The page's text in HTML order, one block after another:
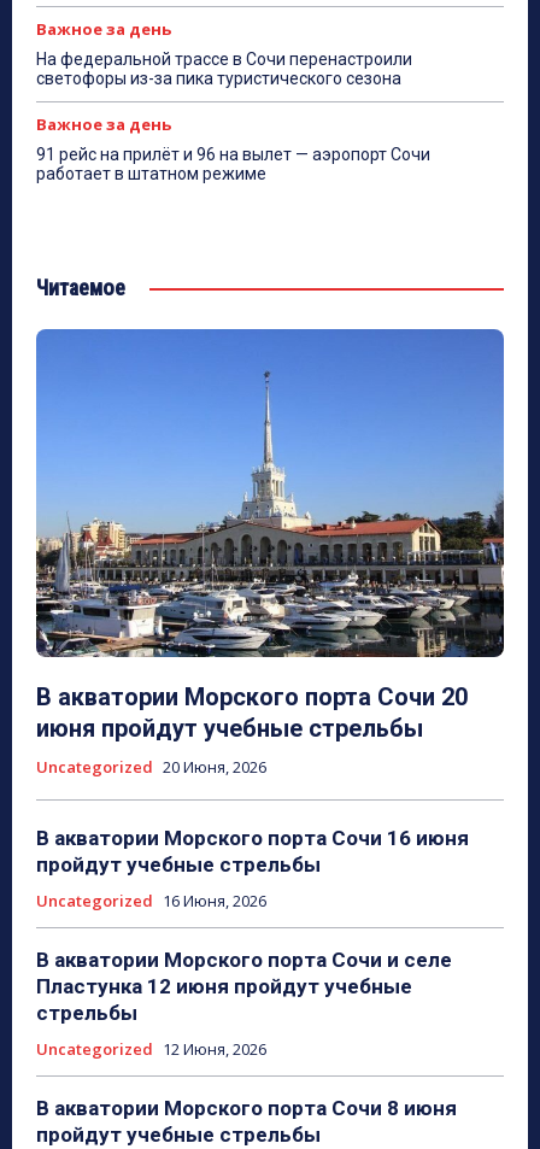
Важное за день
На федеральной трассе в Сочи перенастроили
светофоры из-за пика туристического сезона
Важное за день
91 рейс на прилёт и 96 на вылет — аэропорт Сочи
работает в штатном режиме
Читаемое
В акватории Морского порта Сочи 20
июня пройдут учебные стрельбы
Uncategorized 20 Июня, 2026
В акватории Морского порта Сочи 16 июня
пройдут учебные стрельбы
Uncategorized 16 Июня, 2026
В акватории Морского порта Сочи и селе
Пластунка 12 июня пройдут учебные
стрельбы
Uncategorized 12 Июня, 2026
В акватории Морского порта Сочи 8 июня
пройдут учебные стрельбы